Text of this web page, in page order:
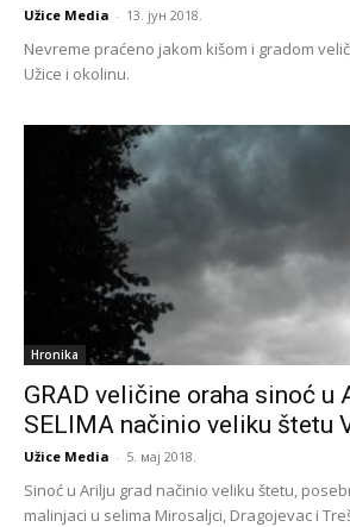
Užice Media - 13. јун 2018.
Nevreme praćeno jakom kišom i gradom
Užice i okolinu.
Hronika
GRAD veličine oraha sinoć u
SELIMA načinio veliku štetu
Užice Media - 5. мај 2018.
Sinoć u Arilju grad načinio veliku štetu,
malinjaci u selima Mirosaljci, Dragojevac i